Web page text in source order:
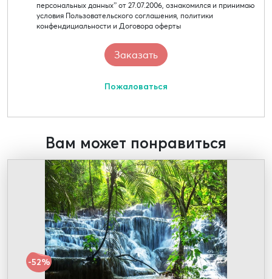
персональных данных” от 27.07.2006, ознакомился и принимаю
условия Пользовательского соглашения, политики
конфендициальности и Договора оферты
Пожаловаться
Вам может понравиться
-52%